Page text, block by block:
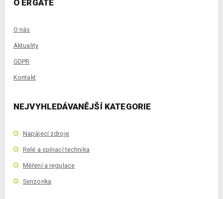
O ERGATE
O nás
Aktuality
GDPR
Kontakt
NEJVYHLEDÁVANĚJŠÍ KATEGORIE
Napájecí zdroje
Relé a spínací technika
Měření a regulace
Senzorika